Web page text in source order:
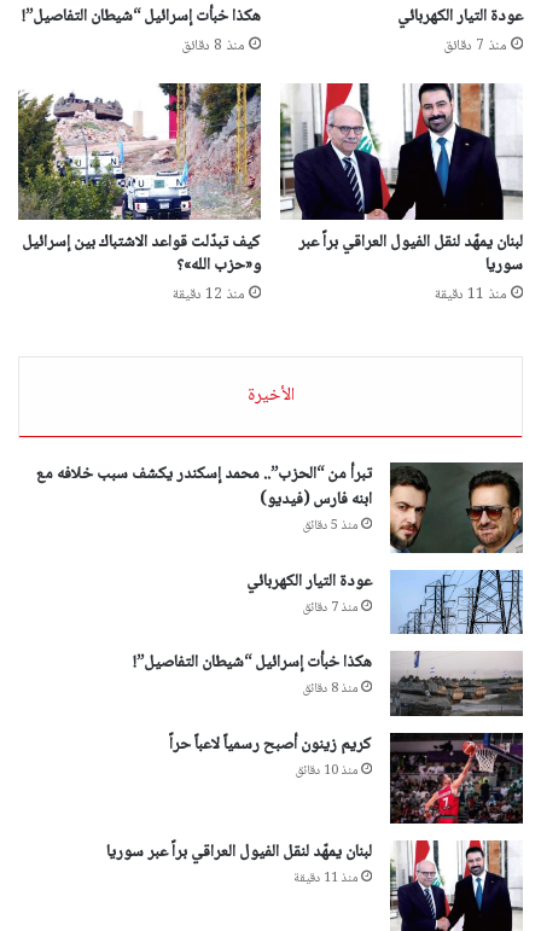
عودة التيار الكهربائي
منذ 7 دقائق
هكذا خبأت إسرائيل “شيطان التفاصيل”!
منذ 8 دقائق
لبنان يمهّد لنقل الفيول العراقي براً عبر
سوريا
منذ 11 دقيقة
كيف تبدّلت قواعد الاشتباك بين إسرائيل
و«حزب الله»؟
منذ 12 دقيقة
الأخيرة
تبرأ من “الحزب”.. محمد إسكندر يكشف سبب خلافه مع
ابنه فارس (فيديو)
منذ 5 دقائق
عودة التيار الكهربائي
منذ 7 دقائق
هكذا خبأت إسرائيل “شيطان التفاصيل”!
منذ 8 دقائق
​كريم زينون​ أصبح رسمياً لاعباً حراً
منذ 10 دقائق
لبنان يمهّد لنقل الفيول العراقي براً عبر سوريا
منذ 11 دقيقة